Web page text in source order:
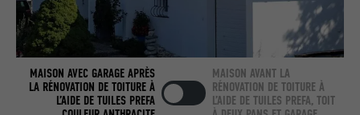
MAISON AVEC GARAGE APRÈS
LA RÉNOVATION DE TOITURE À
L’AIDE DE TUILES PREFA
MAISON AVANT LA
RÉNOVATION DE TOITURE À
L’AIDE DE TUILES PREFA, TOIT
FOURNISSEUR LinkedIn
Utilisé par le service de réseau social